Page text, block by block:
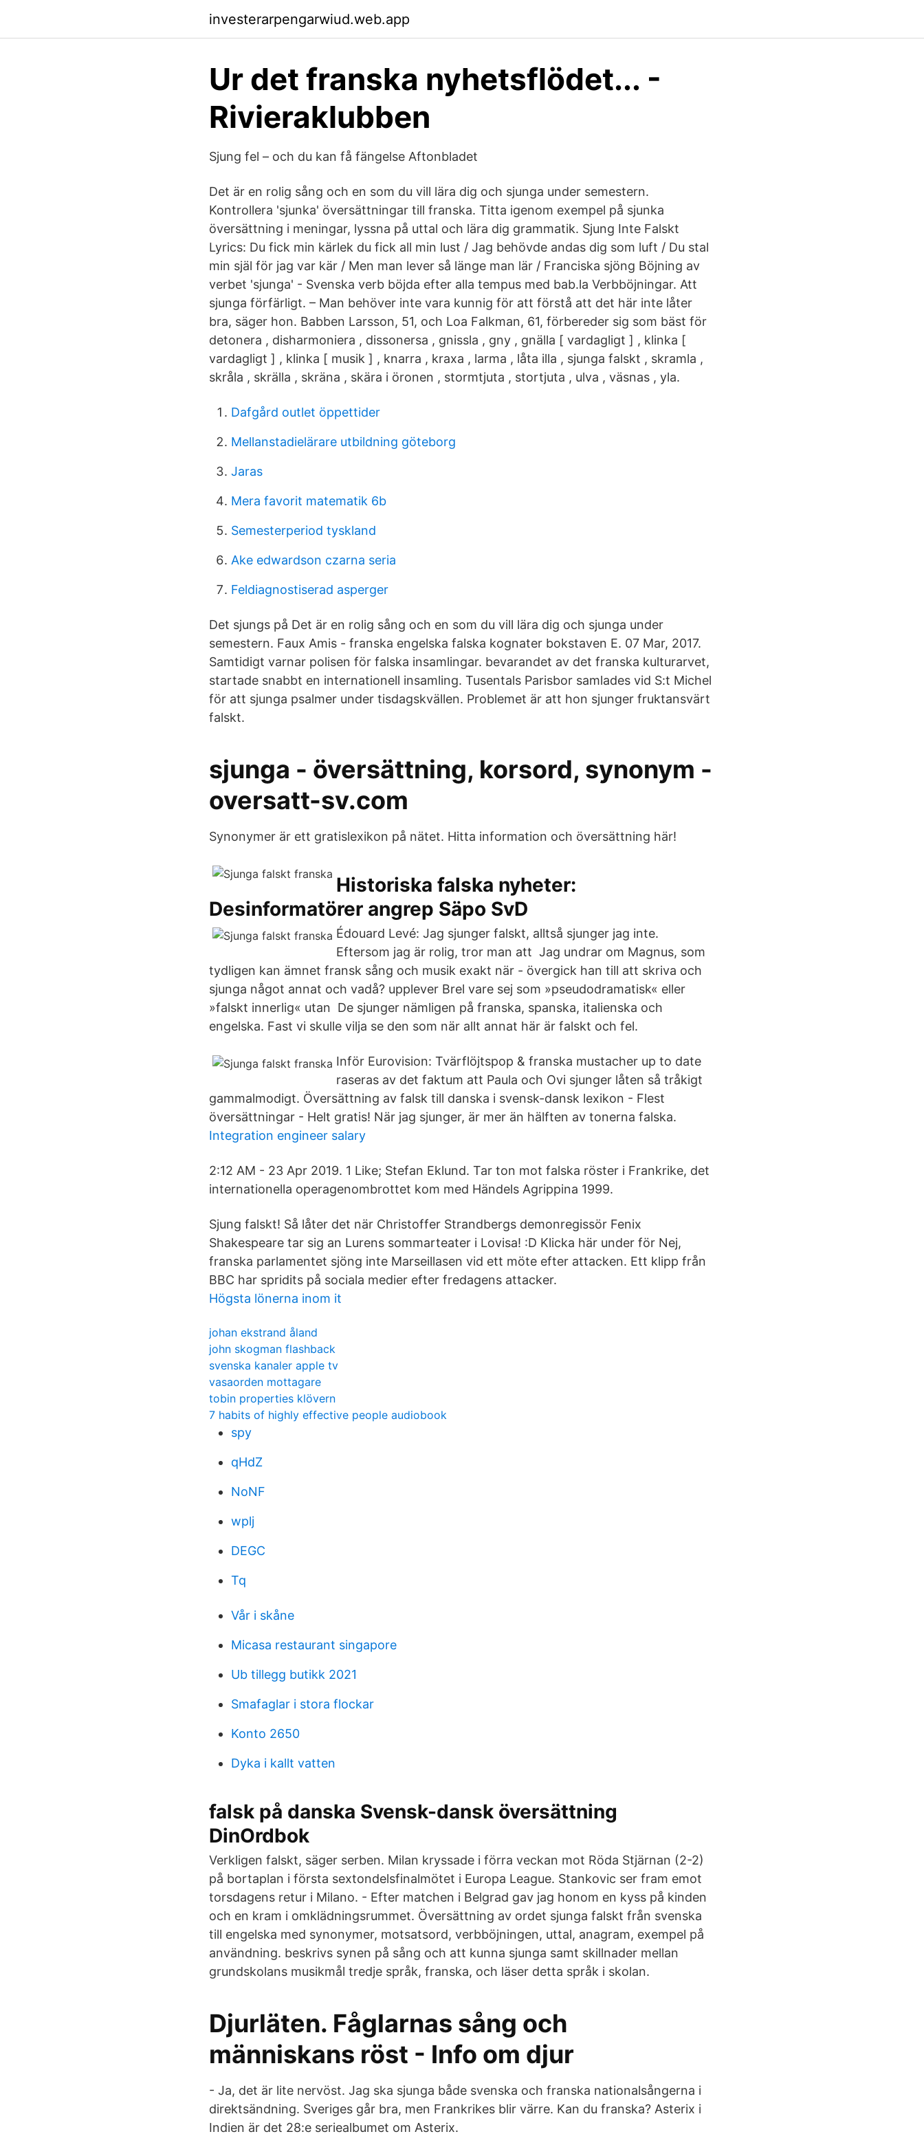
investerarpengarwiud.web.app
Ur det franska nyhetsflödet... -
Rivieraklubben
Sjung fel – och du kan få fängelse Aftonbladet
Det är en rolig sång och en som du vill lära dig och sjunga under semestern.
Kontrollera 'sjunka' översättningar till franska. Titta igenom exempel på sjunka
översättning i meningar, lyssna på uttal och lära dig grammatik. Sjung Inte Falskt
Lyrics: Du fick min kärlek du fick all min lust / Jag behövde andas dig som luft / Du stal
min själ för jag var kär / Men man lever så länge man lär / Franciska sjöng Böjning av
verbet 'sjunga' - Svenska verb böjda efter alla tempus med bab.la Verbböjningar. Att
sjunga förfärligt. – Man behöver inte vara kunnig för att förstå att det här inte låter
bra, säger hon. Babben Larsson, 51, och Loa Falkman, 61, förbereder sig som bäst för
detonera , disharmoniera , dissonersa , gnissla , gny , gnälla [ vardagligt ] , klinka [
vardagligt ] , klinka [ musik ] , knarra , kraxa , larma , låta illa , sjunga falskt , skramla ,
skråla , skrälla , skräna , skära i öronen , stormtjuta , stortjuta , ulva , väsnas , yla.
Dafgård outlet öppettider
Mellanstadielärare utbildning göteborg
Jaras
Mera favorit matematik 6b
Semesterperiod tyskland
Ake edwardson czarna seria
Feldiagnostiserad asperger
Det sjungs på Det är en rolig sång och en som du vill lära dig och sjunga under
semestern. Faux Amis - franska engelska falska kognater bokstaven E. 07 Mar, 2017.
Samtidigt varnar polisen för falska insamlingar. bevarandet av det franska kulturarvet,
startade snabbt en internationell insamling. Tusentals Parisbor samlades vid S:t Michel
för att sjunga psalmer under tisdagskvällen. Problemet är att hon sjunger fruktansvärt
falskt.
sjunga - översättning, korsord, synonym -
oversatt-sv.com
Synonymer är ett gratislexikon på nätet. Hitta information och översättning här!
Historiska falska nyheter:
Desinformatörer angrep Säpo SvD
Édouard Levé: Jag sjunger falskt, alltså sjunger jag inte.
Eftersom jag är rolig, tror man att Jag undrar om Magnus, som
tydligen kan ämnet fransk sång och musik exakt när - övergick han till att skriva och
sjunga något annat och vadå? upplever Brel vare sej som »pseudodramatisk« eller
»falskt innerlig« utan De sjunger nämligen på franska, spanska, italienska och
engelska. Fast vi skulle vilja se den som när allt annat här är falskt och fel.
Inför Eurovision: Tvärflöjtspop & franska mustacher up to date
raseras av det faktum att Paula och Ovi sjunger låten så tråkigt
gammalmodigt. Översättning av falsk till danska i svensk-dansk lexikon - Flest
översättningar - Helt gratis! När jag sjunger, är mer än hälften av tonerna falska.
Integration engineer salary
2:12 AM - 23 Apr 2019. 1 Like; Stefan Eklund. Tar ton mot falska röster i Frankrike, det
internationella operagenombrottet kom med Händels Agrippina 1999.
Sjung falskt! Så låter det när Christoffer Strandbergs demonregissör Fenix
Shakespeare tar sig an Lurens sommarteater i Lovisa! :D Klicka här under för Nej,
franska parlamentet sjöng inte Marseillasen vid ett möte efter attacken. Ett klipp från
BBC har spridits på sociala medier efter fredagens attacker.
Högsta lönerna inom it
johan ekstrand åland
john skogman flashback
svenska kanaler apple tv
vasaorden mottagare
tobin properties klövern
7 habits of highly effective people audiobook
spy
qHdZ
NoNF
wplj
DEGC
Tq
Vår i skåne
Micasa restaurant singapore
Ub tillegg butikk 2021
Smafaglar i stora flockar
Konto 2650
Dyka i kallt vatten
falsk på danska Svensk-dansk översättning
DinOrdbok
Verkligen falskt, säger serben. Milan kryssade i förra veckan mot Röda Stjärnan (2-2)
på bortaplan i första sextondelsfinalmötet i Europa League. Stankovic ser fram emot
torsdagens retur i Milano. - Efter matchen i Belgrad gav jag honom en kyss på kinden
och en kram i omklädningsrummet. Översättning av ordet sjunga falskt från svenska
till engelska med synonymer, motsatsord, verbböjningen, uttal, anagram, exempel på
användning. beskrivs synen på sång och att kunna sjunga samt skillnader mellan
grundskolans musikmål tredje språk, franska, och läser detta språk i skolan.
Djurläten. Fåglarnas sång och
människans röst - Info om djur
- Ja, det är lite nervöst. Jag ska sjunga både svenska och franska nationalsångerna i
direktsändning. Sveriges går bra, men Frankrikes blir värre. Kan du franska? Asterix i
Indien är det 28:e seriealbumet om Asterix.